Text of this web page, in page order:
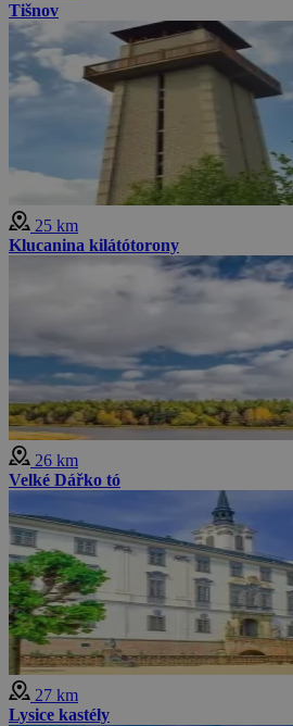
Tišnov
25 km
Klucanina kilátótorony
26 km
Velké Dářko tó
27 km
Lysice kastély